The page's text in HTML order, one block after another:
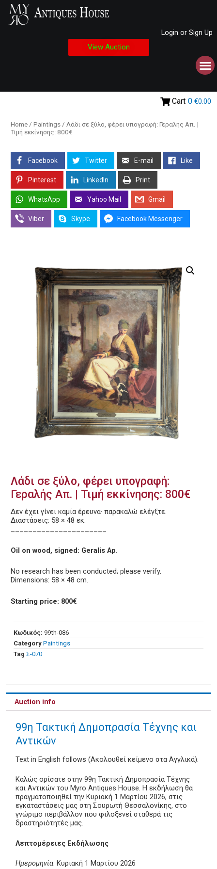
Login or Sign Up
View Auction
Cart 0 €0.00
Home / Paintings / Λάδι σε ξύλο, φέρει υπογραφή: Γεραλής Απ. |
Τιμή εκκίνησης: 800€
Facebook Twitter E-mail Like
Pinterest LinkedIn Print
WhatsApp Yahoo Mail Gmail
Viber Skype Facebook Messenger
Λάδι σε ξύλο, φέρει υπογραφή:
Γεραλής Απ. | Τιμή εκκίνησης: 800€
Δεν έχει γίνει καμία έρευνα· παρακαλώ ελέγξτε.
Διαστάσεις: 58 × 48 εκ.
Oil on wood, signed: Geralis Ap.
No research has been conducted; please verify.
Dimensions: 58 × 48 cm.
Starting price: 800€
Κωδικός: 99th-086
Category Paintings
Tag Σ-070
Auction info
99η Τακτική Δημοπρασία Τέχνης και
Αντικών
Text in English follows (Ακολουθεί κείμενο στα Αγγλικά).
Καλώς ορίσατε στην 99η Τακτική Δημοπρασία Τέχνης
και Αντικών του Myro Antiques House. Η εκδήλωση θα
πραγματοποιηθεί την Κυριακή 1 Μαρτίου 2026, στις
εγκαταστάσεις μας στη Σουρωτή Θεσσαλονίκης, στο
γνώριμο περιβάλλον που φιλοξενεί σταθερά τις
δραστηριότητές μας.
Λεπτομέρειες Εκδήλωσης
Ημερομηνία: Κυριακή 1 Μαρτίου 2026